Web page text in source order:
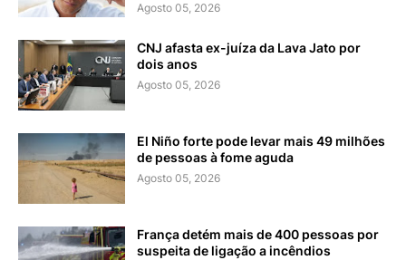
Agosto 05, 2026
CNJ afasta ex-juíza da Lava Jato por
dois anos
Agosto 05, 2026
El Niño forte pode levar mais 49 milhões
de pessoas à fome aguda
Agosto 05, 2026
França detém mais de 400 pessoas por
suspeita de ligação a incêndios